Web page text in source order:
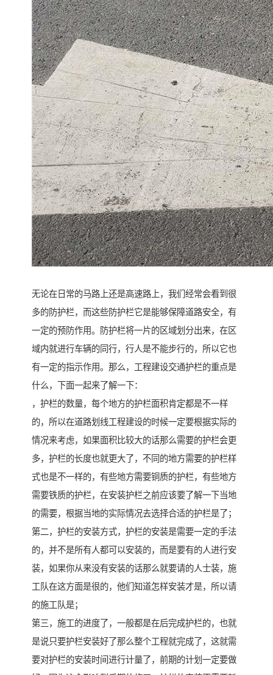
无论在日常的马路上还是高速路上，我们经常会看到很
多的防护栏，而这些防护栏它是能够保障道路安全，有
一定的预防作用。防护栏将一片的区域划分出来，在区
域内就进行车辆的同行，行人是不能步行的，所以它也
有一定的指示作用。那么，工程建设交通护栏的重点是
什么，下面一起来了解一下：
，护栏的数量，每个地方的护栏面积肯定都是不一样
的，所以在道路划线工程建设的时候一定要根据实际的
情况来考虑，如果面积比较大的话那么需要的护栏会更
多，护栏的长度也就更大了，不同的地方需要的护栏样
式也是不一样的，有些地方需要铜质的护栏，有些地方
需要铁质的护栏，在安装护栏之前应该要了解一下当地
的需要，根据当地的实际情况去选择合适的护栏是了；
第二，护栏的安装方式，护栏的安装是需要一定的手法
的，并不是所有人都可以安装的，而是要有的人进行安
装，如果你从来没有安装的话那么就要请的人士装，施
工队在这方面是很的，他们知道怎样安装才是，所以请
的施工队是；
第三，施工的进度了，一般都是在后完成护栏的，也就
是说只要护栏安装好了那么整个工程就完成了，这就需
要对护栏的安装时间进行计量了，前期的计划一定要做